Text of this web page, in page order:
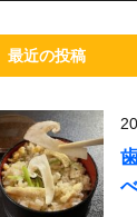
最近の投稿